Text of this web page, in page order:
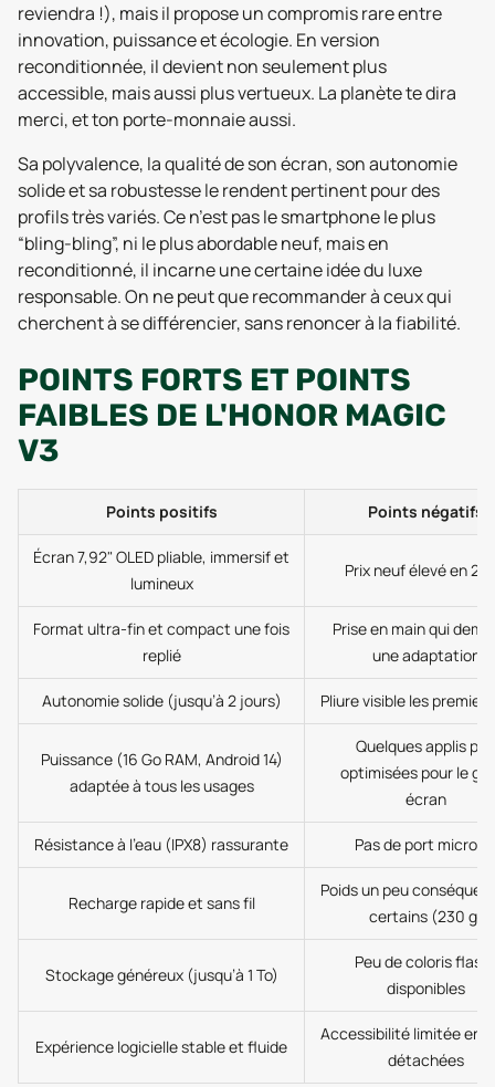
reviendra !), mais il propose un compromis rare entre
innovation, puissance et écologie. En version
reconditionnée, il devient non seulement plus
accessible, mais aussi plus vertueux. La planète te dira
merci, et ton porte-monnaie aussi.
Sa polyvalence, la qualité de son écran, son autonomie
solide et sa robustesse le rendent pertinent pour des
profils très variés. Ce n’est pas le smartphone le plus
“bling-bling”, ni le plus abordable neuf, mais en
reconditionné, il incarne une certaine idée du luxe
responsable. On ne peut que recommander à ceux qui
cherchent à se différencier, sans renoncer à la fiabilité.
POINTS FORTS ET POINTS
FAIBLES DE L'HONOR MAGIC
V3
Points positifs Points négatifs
Écran 7,92" OLED pliable, immersif et
lumineux
Prix neuf élevé en
Format ultra-fin et compact une fois
replié
Prise en main qui
une adaptation
Autonomie solide (jusqu’à 2 jours) Pliure visible les
Puissance (16 Go RAM, Android 14)
adaptée à tous les usages
Quelques applis peu
optimisées pour le
écran
Résistance à l’eau (IPX8) rassurante Pas de port
Recharge rapide et sans fil
Poids un peu
certains (230 g)
Stockage généreux (jusqu’à 1 To)
Peu de coloris
disponibles
Expérience logicielle stable et fluide
Accessibilité limitée en
détachées